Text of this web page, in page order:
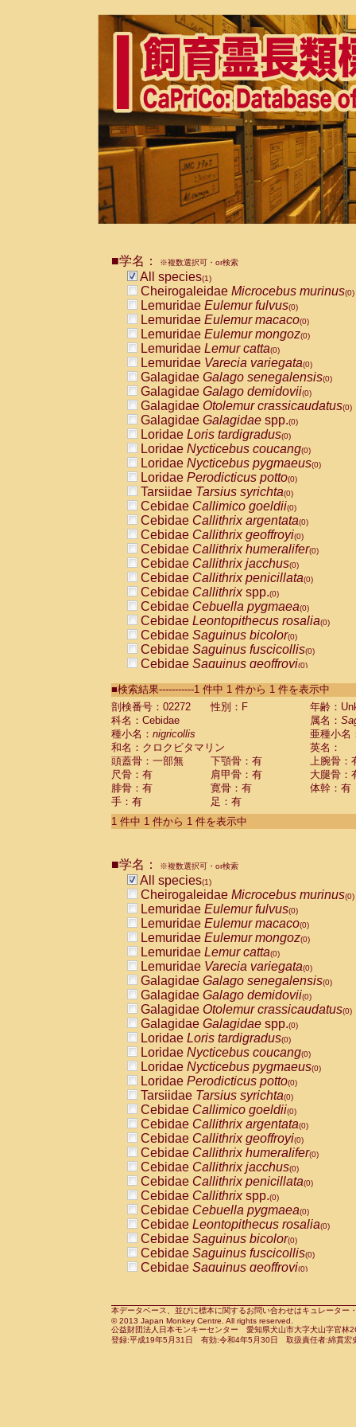
■学名： ※複数選択可・or検索
All species(1)
Cheirogaleidae Microcebus murinus(0)
Lemuridae Eulemur fulvus(0)
Lemuridae Eulemur macaco(0)
Lemuridae Eulemur mongoz(0)
Lemuridae Lemur catta(0)
Lemuridae Varecia variegata(0)
Galagidae Galago senegalensis(0)
Galagidae Galago demidovii(0)
Galagidae Otolemur crassicaudatus(0)
Galagidae Galagidae spp.(0)
Loridae Loris tardigradus(0)
Loridae Nycticebus coucang(0)
Loridae Nycticebus pygmaeus(0)
Loridae Perodicticus potto(0)
Tarsiidae Tarsius syrichta(0)
Cebidae Callimico goeldii(0)
Cebidae Callithrix argentata(0)
Cebidae Callithrix geoffroyi(0)
Cebidae Callithrix humeralifer(0)
Cebidae Callithrix jacchus(0)
Cebidae Callithrix penicillata(0)
Cebidae Callithrixspp.(0)
Cebidae Cebuella pygmaea(0)
Cebidae Leontopithecus rosalia(0)
Cebidae Saguinus bicolor(0)
Cebidae Saguinus fuscicollis(0)
Cebidae Saguinus geoffroyi(0)
CebidaeSaguinus labiatus(0)
Cebidae Saguinus leucopus (0)
Cebidae
CebidaeSaguinus mystax
CebidaeSaguinus nigricollis (1)
Cebidae Saguinus oedipus
Cebidae Saguinus weddelli
Cebidae Saguinusspp.
Cebidae Aotus trivirgatus
Cebidae Cebus albifrons
CebidaeCebus nigrivittatus
CebidaeCebus
CebidaeSaimiri boliviensis(0)
CebidaeSaimiri sciureus(0)
AtelidaeAlouatta caraya(0)
AtelidaeAlouatta fusca(0)
AtelidaeAlouatta seniculus
AtelidaeAlouattaspp.(0)
AtelidaeAteles belzebuth(0)
AtelidaeAteles geoffroyi(0)
AtelidaeAteles paniscus(0)
AtelidaeAtelesspp.(0)
Atelidae Lagothrix lagothricha
AtelidaeLagothrix lagothricha cana
PitheciidaeCacajao calvus
PitheciidaeCallicebus cupreus
PitheciidaeCallicebus donacophilus
PitheciidaeCallicebus moloch
PitheciidaeCallicebus torquatus
PitheciidaeCallicebusspp.(0)
PitheciidaeChiropotes satanas(0)
PitheciidaePithecia monachus
PitheciidaePithecia pithecia(0)
CercopithecidaeCercocebus agilis
CercopithecidaeCercocebus
CercopithecidaeCercocebus
CercopithecidaeCercocebus
CercopithecidaeCercocebus
CercopithecidaeCercocebushybrid
CercopithecidaePapio anubis(0)
CercopithecidaePapio cynocephalus
CercopithecidaePapio hamadryas(0)
■検索結果-----------1 件中 1 件から 1 件を表示中
剖検番号：02272
性別：F
年齢：
科名：Cebidae
属名：
種小名： nigricollis
亜種小名
和名：クロクビタマリン
英名：
頭蓋骨：一部無
下顎骨：有
上腕骨：
尺骨：有
肩甲骨：有
大腿骨：
腓骨：有
寛骨：有
体幹：有
手：有
足：有
1 件中 1 件から 1 件を表示中
■学名： ※複数選択可・or検索
All species(1)
Cheirogaleidae Microcebus murinus(0)
Lemuridae Eulemur fulvus(0)
Lemuridae Eulemur macaco(0)
Lemuridae Eulemur mongoz(0)
Lemuridae Lemur catta(0)
Lemuridae Varecia variegata(0)
Galagidae Galago senegalensis(0)
Galagidae Galago demidovii(0)
Galagidae Otolemur crassicaudatus(0)
Galagidae Galagidae spp.(0)
Loridae Loris tardigradus(0)
Loridae Nycticebus coucang(0)
Loridae Nycticebus pygmaeus(0)
Loridae Perodicticus potto(0)
Tarsiidae Tarsius syrichta(0)
Cebidae Callimico goeldii(0)
Cebidae Callithrix argentata(0)
Cebidae Callithrix geoffroyi(0)
Cebidae Callithrix humeralifer(0)
Cebidae Callithrix jacchus(0)
Cebidae Callithrix penicillata(0)
Cebidae Callithrixspp.(0)
Cebidae Cebuella pygmaea(0)
Cebidae Leontopithecus rosalia(0)
Cebidae Saguinus bicolor(0)
Cebidae Saguinus fuscicollis(0)
Cebidae Saguinus geoffroyi(0)
CebidaeSaguinus leucopus(0)
CebidaeSaguinus midas(0)
Cebidae Saguinus mystax(0)
本データベース、並びに標本に関するお問い合わせはキュレータ
© 2013 Japan Monkey Centre. All rights reserved.
公益財団法人日本モンキーセンター 愛知県犬山市大字犬山字官
登録:平成19年5月31日 有効:令和4年5月30日 取扱責任者:綿貫宏